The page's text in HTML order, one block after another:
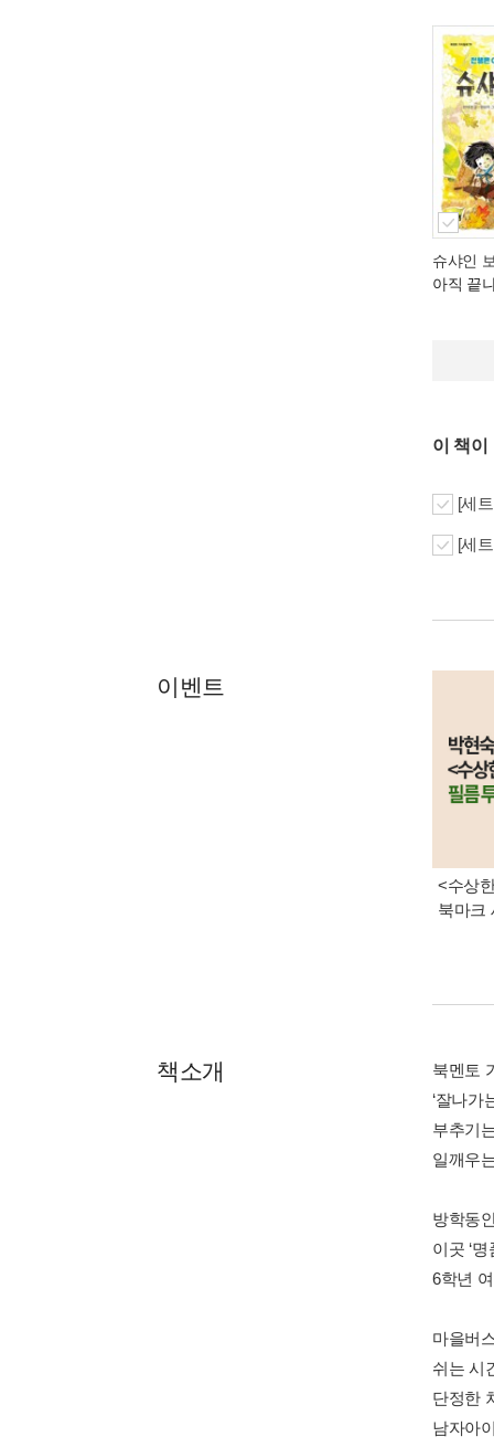
슈샤인
아직 끝
이 책이
[세
[세
이벤트
<수상
북마크
책소개
북멘토
‘잘나가
부추기
일깨우
방학동
이곳 ‘
6학년
마을버
쉬는 시
단정한
남자아